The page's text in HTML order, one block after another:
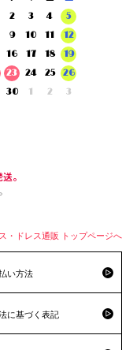
2 3 4
5
9 10 11
12
16 17 18
19
23 24 25
26
30 1 2 3
。
・ドレス通販 トップページへ
い方法
に基づく表記